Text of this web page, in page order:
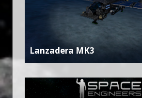
Lanzadera MK3